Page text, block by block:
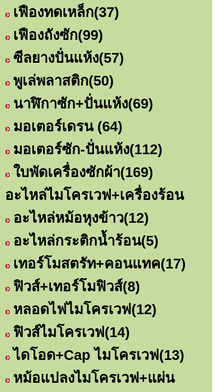
เฟืองทดเหล็ก(37)
เฟืองถังซัก(99)
ซีลยางปั่นแห้ง(57)
พูเล่พลาสติก(50)
นาฬิกาซัก+ปั่นแห้ง(69)
มอเตอร์เดรน (64)
มอเตอร์ซัก-ปั่นแห้ง(112)
ใบพัดเครื่องซักผ้า(169)
อะไหล่ไมโครเวฟ+เครื่องร้อน
อะไหล่หม้อหุงข้าว(12)
อะไหล่กระติกน้ำร้อน(5)
เทอร์โมสตรัท+คอนแทค(17)
ฟิวส์+เทอร์โมฟิวส์(8)
หลอดไฟไมโครเวฟ(12)
ฟิวส์ไมโครเวฟ(14)
ไดโอด+Cap ไมโครเวฟ(13)
หม้อแปลงไมโครเวฟ+แผ่น